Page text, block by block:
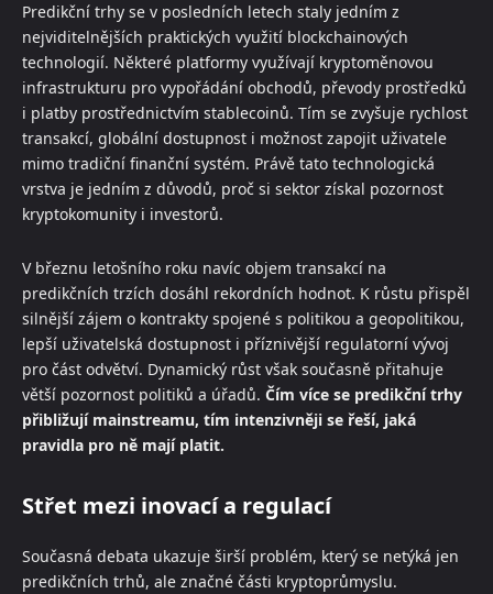
Predikční trhy se v posledních letech staly jedním z
nejviditelnějších praktických využití blockchainových
technologií. Některé platformy využívají kryptoměnovou
infrastrukturu pro vypořádání obchodů, převody prostředků
i platby prostřednictvím stablecoinů. Tím se zvyšuje rychlost
transakcí, globální dostupnost i možnost zapojit uživatele
mimo tradiční finanční systém. Právě tato technologická
vrstva je jedním z důvodů, proč si sektor získal pozornost
kryptokomunity i investorů.
V březnu letošního roku navíc objem transakcí na
predikčních trzích dosáhl rekordních hodnot. K růstu přispěl
silnější zájem o kontrakty spojené s politikou a geopolitikou,
lepší uživatelská dostupnost i příznivější regulatorní vývoj
pro část odvětví. Dynamický růst však současně přitahuje
větší pozornost politiků a úřadů. Čím více se predikční trhy
přibližují mainstreamu, tím intenzivněji se řeší, jaká
pravidla pro ně mají platit.
Střet mezi inovací a regulací
Současná debata ukazuje širší problém, který se netýká jen
predikčních trhů, ale značné části kryptoprůmyslu.